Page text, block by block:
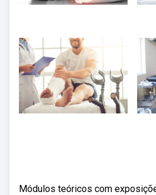
Módulos teóricos com